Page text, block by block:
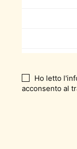
Ho letto
acconsento al